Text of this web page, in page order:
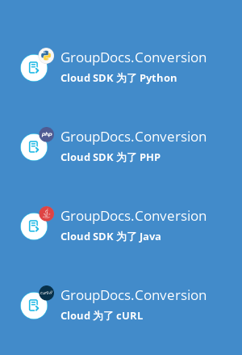
GroupDocs.Conversion
Cloud SDK 为了 Python
GroupDocs.Conversion
Cloud SDK 为了 PHP
GroupDocs.Conversion
Cloud SDK 为了 Java
GroupDocs.Conversion
Cloud 为了 cURL